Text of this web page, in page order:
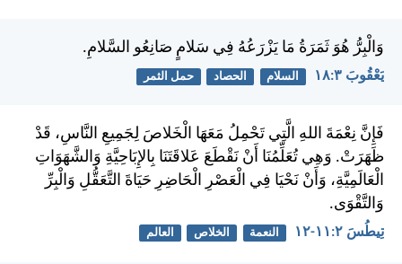
وَالْبِرُّ هُوَ ثَمَرَةُ مَا يَزْرَعُهُ فِي سَلامٍ صَانِعُو السَّلامِ.
يَعْقُوبَ ٣:‏١٨ السلام الحصاد حمل الثمر
فَإِنَّ نِعْمَةَ اللهِ الَّتِي تَحْمِلُ مَعَهَا الْخَلاصَ لِجَمِيعِ النَّاسِ، قَدْ
ظَهَرَتْ. وَهِي تُعَلِّمُنَا أَنْ نَقْطَعَ عَلاقَتَنَا بِالإِبَاحِيَّةِ وَالشَّهَوَاتِ
الْعَالَمِيَّةِ، وَأَنْ نَحْيَا فِي الْعَصْرِ الْحَاضِرِ حَيَاةَ التَّعَقُّلِ وَالْبِرِّ
وَالتَّقْوَى.
تِيطُسَ ٢:‏١١-‏١٢ النعمة الخلاص العالم